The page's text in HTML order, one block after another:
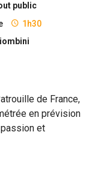
public
1h30
de France,
en prévision
et